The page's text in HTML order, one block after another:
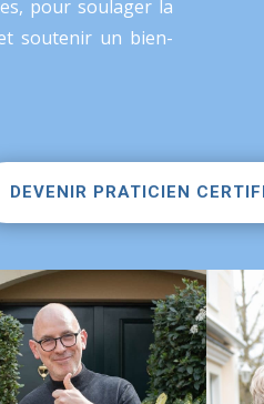
pour soulager la
soutenir un bien-
DEVENIR PRATICIEN